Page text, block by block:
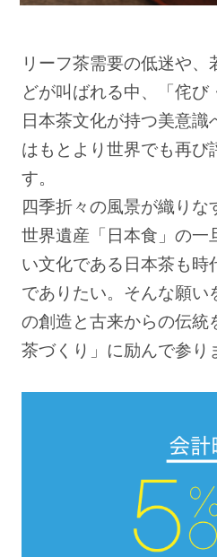
リーフ茶需要の低迷や
どが叫ばれる中、「侘び
日本茶文化が持つ美意
はもとより世界でも再び
す。
四季折々の風景が織りな
世界遺産「日本食」の一
い文化である日本茶も
でありたい。そんな願
の創造と古来からの伝統
茶づくり」に励んで参り